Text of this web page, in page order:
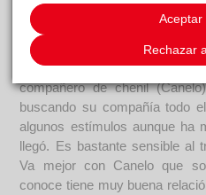
pone contenta porque sabe
hacer con tranquilidad. Pasea
correa y va atenta a los
búsquedas de olfato. De
compañero de chenil
buscando su compañía todo
algunos estímulos aunque ha
llegó. Es bastante sensible al
Va mejor con Canelo que
conoce tiene muy buena
Aceptar
Rechazar